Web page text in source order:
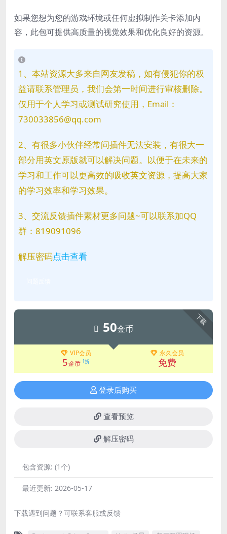
如果您想为您的游戏环境或任何虚拟制作关卡添加内
容，此包可提供高质量的视觉效果和优化良好的资源。
1、本站资源大多来自网友发稿，如有侵犯你的权
益请联系管理员，我们会第一时间进行审核删除。
仅用于个人学习或测试研究使用，Email：
730033856@qq.com
2、有很多小伙伴经常问插件无法安装，有很大一
部分用英文原版就可以解决问题。以便于在未来的
学习和工作可以更高效的吸收英文资源，提高大家
的学习效率和学习效果。
3、交流反馈插件素材更多问题~可以联系加QQ
群：819091096
解压密码点击查看
下载
50金币
VIP会员
5金币 1折
永久会员
免费
登录后购买
查看预览
解压密码
包含资源: (1个)
最近更新: 2026-05-17
下载遇到问题？可联系客服或反馈